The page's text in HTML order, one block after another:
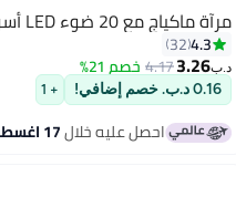
مرآة ماكياج مع 20 ضوء LED أسود
4.3
32
د.ب‏3.26
4.17خصم 21%
0.16 د.ب. خصم إضافي! + 1
احصل عليه خلال17 اغسطس